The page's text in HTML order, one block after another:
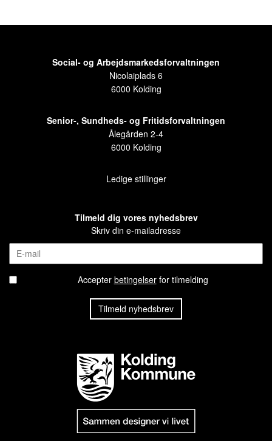
Social- og Arbejdsmarkedsforvaltningen
Nicolaiplads 6
6000 Kolding
Senior-, Sundheds- og Fritidsforvaltningen
Ålegården 2-4
6000 Kolding
Ledige stillinger
Tilmeld dig vores nyhedsbrev
Skriv din e-mailadresse
Accepter betingelserfor tilmelding